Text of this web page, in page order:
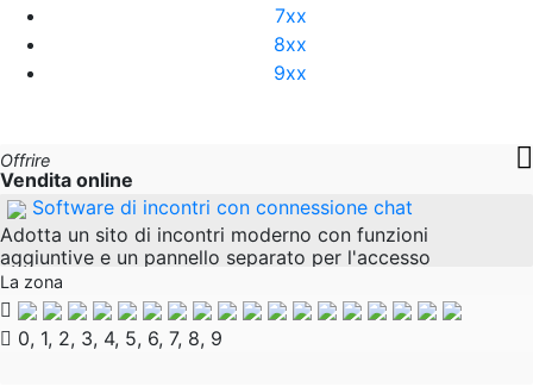
7xx
8xx
9xx
Offrire
Vendita online
Software di incontri con connessione chat
Adotta un sito di incontri moderno con funzioni
aggiuntive e un pannello separato per l'accesso
amministrativo e la moderazione Il software era
completamente programmato, ma non era ancora in
La zona
0, 1, 2, 3, 4, 5, 6, 7, 8, 9